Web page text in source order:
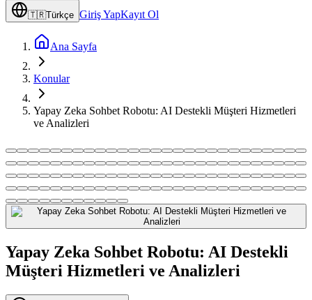
🇹🇷Türkçe Giriş YapKayıt Ol
Ana Sayfa
Konular
Yapay Zeka Sohbet Robotu: AI Destekli Müşteri Hizmetleri
ve Analizleri
Yapay Zeka Sohbet Robotu: AI Destekli
Müşteri Hizmetleri ve Analizleri